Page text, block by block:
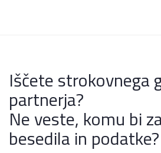
Iščete strokovnega
partnerja?
Ne veste, komu bi
besedila in podatke?